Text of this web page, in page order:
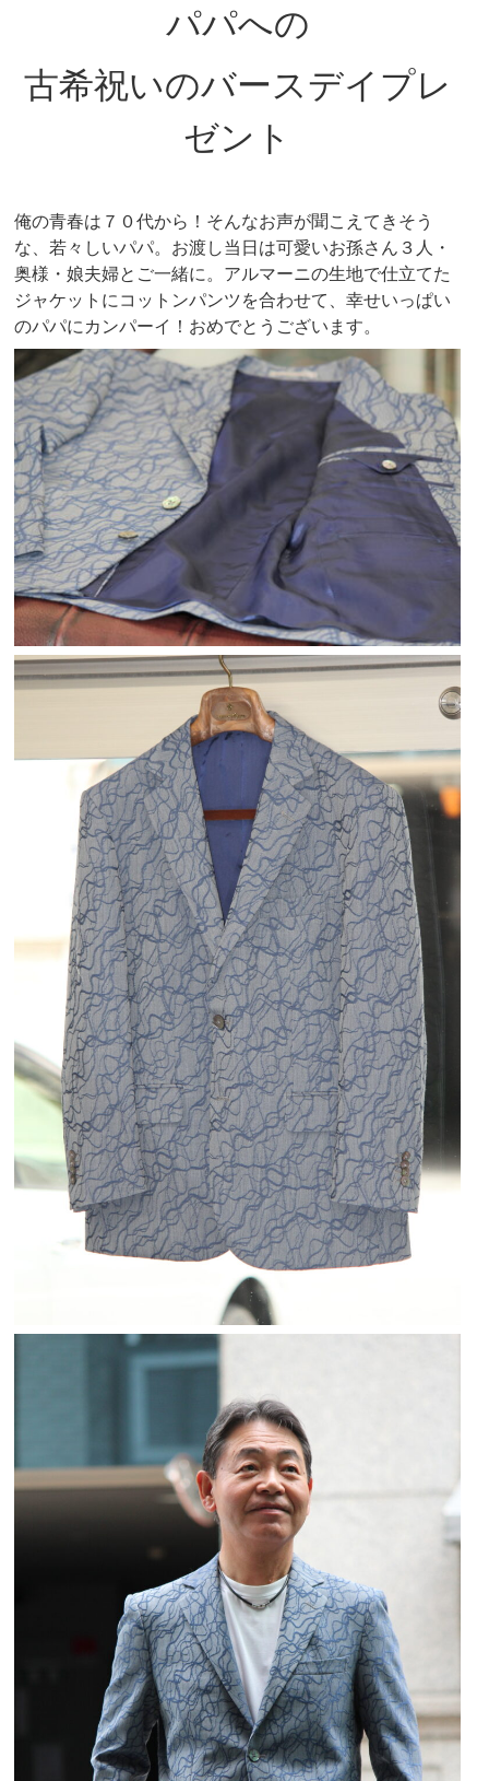
パパへの
古希祝いのバースデイプレ
ゼント
俺の青春は７０代から！そんなお声が聞こえてきそう
な、若々しいパパ。お渡し当日は可愛いお孫さん３人・
奥様・娘夫婦とご一緒に。アルマーニの生地で仕立てた
ジャケットにコットンパンツを合わせて、幸せいっぱい
のパパにカンパーイ！おめでとうございます。